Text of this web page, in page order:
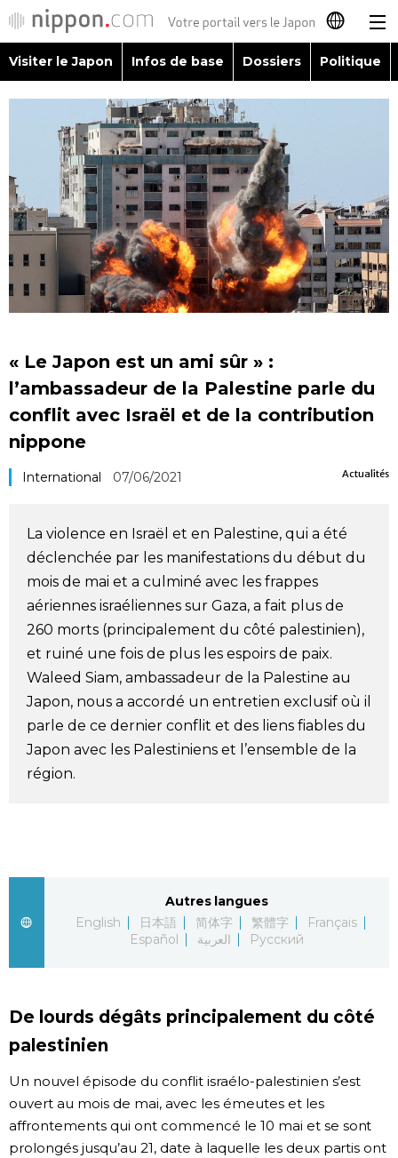
日本語
简体字
繁體字
Español
العربية
Visiter le Japon
Infos de base
Dossiers
Économie
Société
Culture
Gastronomie
Le japonais
En plus
Données
Séries
Personnages
Images
Vidéos
official SNS
Visiter le Japon Infos de base Dossiers Politique
« Le Japon est un ami sûr » :
l’ambassadeur de la Palestine parle du
conflit avec Israël et de la contribution
nippone
Actualités
International 07/06/2021
La violence en Israël et en Palestine, qui a été
déclenchée par les manifestations du début du
mois de mai et a culminé avec les frappes
aériennes israéliennes sur Gaza, a fait plus de
260 morts (principalement du côté palestinien),
et ruiné une fois de plus les espoirs de paix.
Waleed Siam, ambassadeur de la Palestine au
Japon, nous a accordé un entretien exclusif où il
parle de ce dernier conflit et des liens fiables du
Japon avec les Palestiniens et l’ensemble de la
région.
Autres langues
English
日本語 简体字 繁體字
Français
Español
العربية Русский
De lourds dégâts principalement du côté
palestinien
Un nouvel épisode du conflit israélo-palestinien s’est
ouvert au mois de mai, avec les émeutes et les
affrontements qui ont commencé le 10 mai et se sont
prolongés jusqu’au 21, date à laquelle les deux partis ont